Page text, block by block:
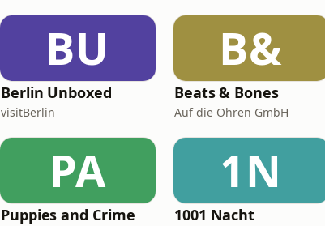
BU
Berlin Unboxed
visitBerlin
B&
Beats & Bones
Auf die Ohren GmbH
PA
Puppies and Crime
1N
1001 Nacht